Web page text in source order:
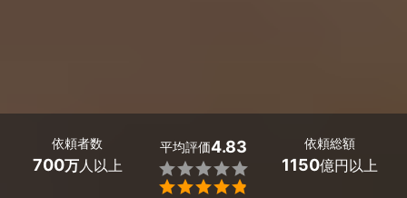
依頼者数
700万人以上
平均評価4.83


依頼総額
1150億円以上